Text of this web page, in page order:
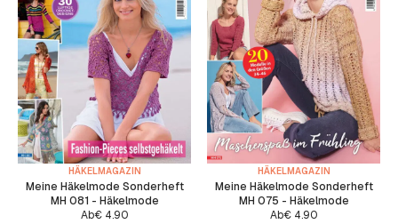
HÄKELMAGAZIN
Meine Häkelmode Sonderheft
MH 081 - Häkelmode
Ab€4.90
HÄKELMAGAZIN
Meine Häkelmode Sonderheft
MH 075 - Häkelmode
Ab€4.90